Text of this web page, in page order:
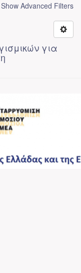
Show Advanced Filters
για